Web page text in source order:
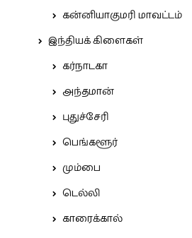
கன்னியாகுமரி மாவட்டம்
இந்தியக் கிளைகள்
கர்நாடகா
அந்தமான்
புதுச்சேரி
பெங்களூர்
மும்பை
டெல்லி
காரைக்கால்